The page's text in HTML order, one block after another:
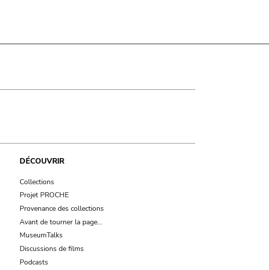
DÉCOUVRIR
Collections
Projet PROCHE
Provenance des collections
Avant de tourner la page…
MuseumTalks
Discussions de films
Podcasts